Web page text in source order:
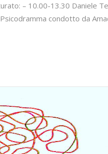
– 10.00-13.30 Daniele
condotto da